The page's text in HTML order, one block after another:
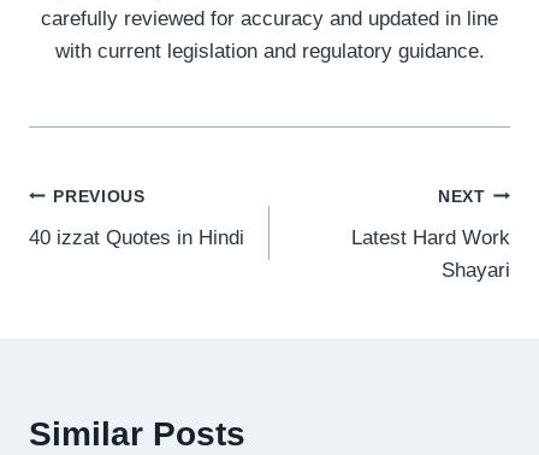
carefully reviewed for accuracy and updated in line
with current legislation and regulatory guidance.
Post
navigation
PREVIOUS
40 izzat Quotes in Hindi
NEXT
Latest Hard Work
Shayari
Similar Posts